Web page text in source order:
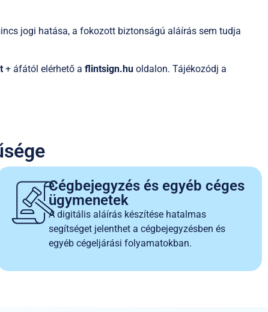
jogi hatása, a fokozott biztonságú aláírás sem tudja
+ áfától elérhető a flintsign.hu oldalon. Tájékozódj a
Cégbejegyzés és egyéb céges
ügymenetek
A digitális aláírás készítése hatalmas
segítséget jelenthet a cégbejegyzésben és
egyéb cégeljárási folyamatokban.